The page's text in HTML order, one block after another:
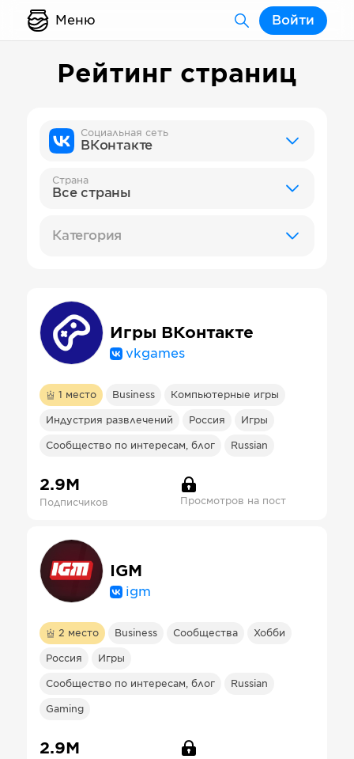
Меню Войти
Рейтинг страниц
Социальная сеть
ВКонтакте
Страна
Все страны
Категория
Игры ВКонтакте
vkgames
1 место Business Компьютерные игры
Индустрия развлечений Россия Игры
Сообщество по интересам, блог Russian
2.9М
Подписчиков Просмотров на пост
IGM
igm
2 место Business Сообщества Хобби
Россия Игры
Сообщество по интересам, блог Russian
Gaming
2.9М